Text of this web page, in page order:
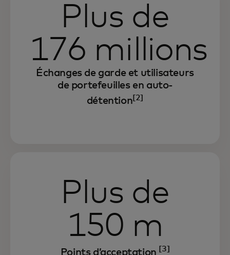
Plus de
176 millions
Échanges de garde et utilisateurs
de portefeuilles en auto-
détention[2]
Plus de
150 m
Points d’acceptation [3]